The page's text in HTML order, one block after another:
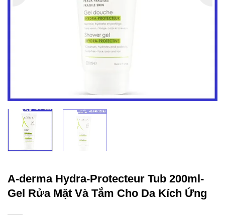
A-derma Hydra-Protecteur Tub 200ml-
Gel Rửa Mặt Và Tắm Cho Da Kích Ứng